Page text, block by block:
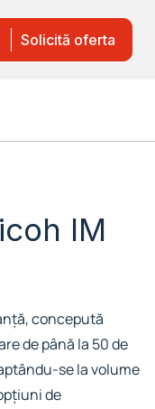
Solicită oferta
IM
concepută
de până la 50 de
se la volume
de